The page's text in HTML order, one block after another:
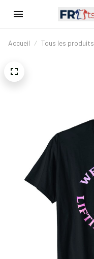
Accueil Tous les produits